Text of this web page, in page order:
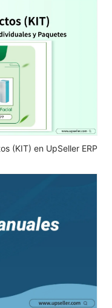
(KIT) en UpSeller ERP